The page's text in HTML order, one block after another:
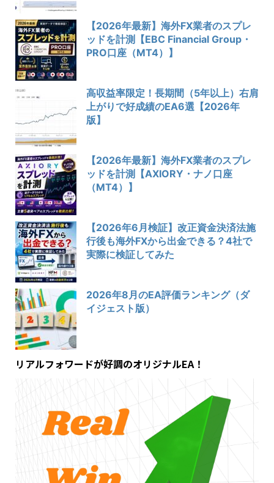
【2026年最新】海外FX業者のスプレ
ッドを計測【EBC Financial Group・
PRO口座（MT4）】
高収益率限定！長期間（5年以上）右肩
上がりで好成績のEA6選【2026年
版】
【2026年最新】海外FX業者のスプレ
ッドを計測【AXIORY・ナノ口座
（MT4）】
【2026年6月検証】改正資金決済法施
行後も海外FXから出金できる？4社で
実際に検証してみた
2026年8月のEA評価ランキング（ダ
イジェスト版）
リアルフォワードが好調のオリジナルEA！